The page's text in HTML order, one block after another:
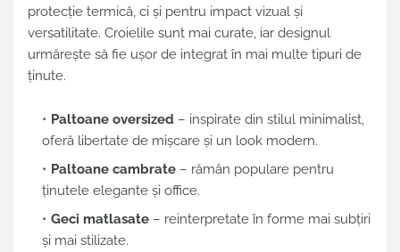
protecție termică, ci și pentru impact vizual și
versatilitate. Croielile sunt mai curate, iar designul
urmărește să fie ușor de integrat în mai multe tipuri de
ținute.
Paltoane oversized – inspirate din stilul minimalist,
oferă libertate de mișcare și un look modern.
Paltoane cambrate – rămân populare pentru
ținutele elegante și office.
Geci matlasate – reinterpretate în forme mai subțiri
și mai stilizate.